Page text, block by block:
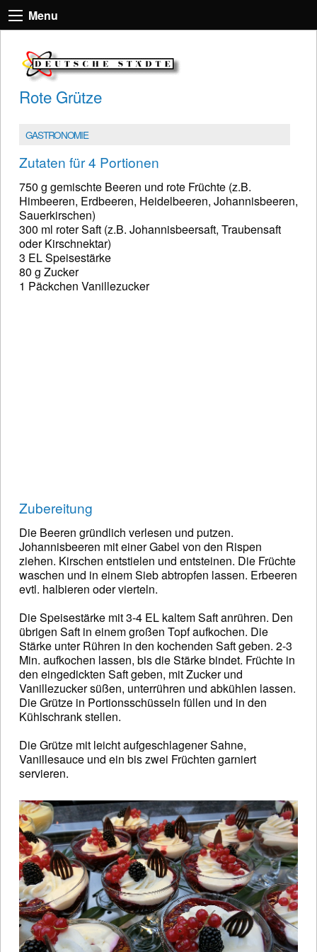
Menu
Rote Grütze
GASTRONOMIE
Zutaten für 4 Portionen
750 g gemischte Beeren und rote Früchte (z.B.
Himbeeren, Erdbeeren, Heidelbeeren, Johannisbeeren,
Sauerkirschen)
300 ml roter Saft (z.B. Johannisbeersaft, Traubensaft
oder Kirschnektar)
3 EL Speisestärke
80 g Zucker
1 Päckchen Vanillezucker
Zubereitung
Die Beeren gründlich verlesen und putzen.
Johannisbeeren mit einer Gabel von den Rispen
ziehen. Kirschen entstielen und entsteinen. Die Früchte
waschen und in einem Sieb abtropfen lassen. Erbeeren
evtl. halbieren oder vierteln.
Die Speisestärke mit 3-4 EL kaltem Saft anrühren. Den
übrigen Saft in einem großen Topf aufkochen. Die
Stärke unter Rühren in den kochenden Saft geben. 2-3
Min. aufkochen lassen, bis die Stärke bindet. Früchte in
den eingedickten Saft geben, mit Zucker und
Vanillezucker süßen, unterrühren und abkühlen lassen.
Die Grütze in Portionsschüsseln füllen und in den
Kühlschrank stellen.
Die Grütze mit leicht aufgeschlagener Sahne,
Vanillesauce und ein bis zwei Früchten garniert
servieren.